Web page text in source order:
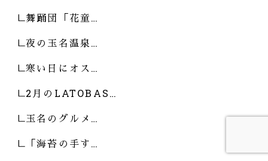
舞踊団「花童…
夜の玉名温泉…
寒い日にオス…
2月のLATOBAS…
玉名のグルメ…
「海苔の手す…